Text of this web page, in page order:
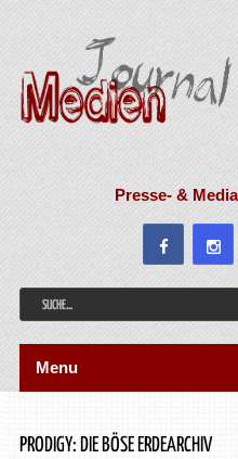
Presse- &
Menu
PRODIGY: DIE BÖSE ERDEARCHIV